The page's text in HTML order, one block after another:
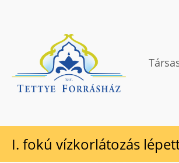
TETTYE FORRÁSHÁZ Zrt.
I. fokú vízkorlátozás